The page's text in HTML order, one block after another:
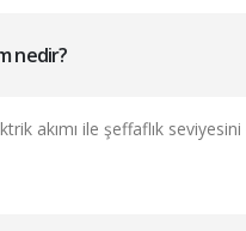
nedir?
akımı ile şeffaflık